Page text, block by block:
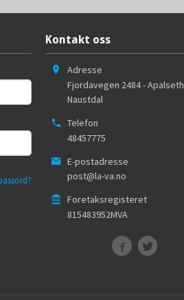
Kontakt oss
Adresse
Fjordavegen 2484 - Apalseth
Naustdal
Telefon
48457775
E-postadresse
post@la-va.no
Foretaksregisteret
815483952MVA